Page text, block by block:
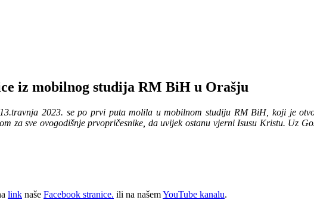
iz mobilnog studija RM BiH u Orašju
2023. se po prvi puta molila u mobilnom studiju RM BiH, koji je
za sve ovogodišnje prvopričesnike, da uvijek ostanu vjerni Isusu Kristu. Uz
link naše Facebook stranice. ili na našemYouTube kanalu.